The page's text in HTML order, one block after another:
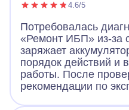
4.6/5
Потребовалась
«Ремонт ИБП» из-за
заряжает
порядок действий и
работы. После
рекомендации по